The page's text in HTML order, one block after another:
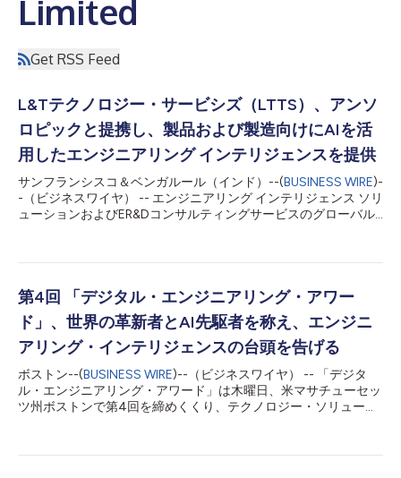
Limited
Get RSS Feed
L&Tテクノロジー・サービシズ（LTTS）、アンソ
ロピックと提携し、製品および製造向けにAIを活
用したエンジニアリング インテリジェンスを提供
サンフランシスコ＆ベンガルール（インド）--(BUSINESS WIRE)-
-（ビジネスワイヤ） -- エンジニアリング インテリジェンス ソリ
ューションおよびER&Dコンサルティングサービスのグローバル
により、エンジニアリングプロセスおよびLTTSのAIを活用した
ング インテリジェンスを加速します。今回のコラボレーション
は、LTTSのエンタープライズ顧客が製品およびソフトウェア開
発方法を再設計し、よりスピーディーなイノベーションと大範囲
な改善を実現するのに役立ちます。 LTTSのエンジニアリング・
インテリジェンス部門は、エンジニアリングライフサイクル全体
にわたってClaudeを活用し、エンジニアリングに関する高度な
ノウハウ、先進のAI、そしてドメイン知識を統合することで、顧
客がより大きな価値を創造できるよう支援します。個々のタスク
第4回 「デジタル・エンジニアリング・アワー
ド」、世界の革新者とAI先駆者を称え、エンジニ
アリング・インテリジェンスの台頭を告げる
ボストン--(BUSINESS WIRE)--（ビジネスワイヤ） -- 「デジタ
ル・エンジニアリング・アワード」は木曜日、米マサチューセッ
ツ州ボストンで第4回を締めくくり、テクノロジー・ソリューシ
540115、NSE：LTTS）が主催し、ISGが知見・調査パートナ